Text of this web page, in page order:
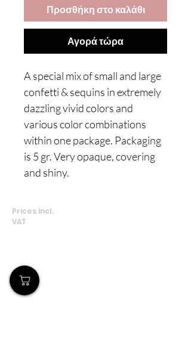
Προσθήκη στο καλάθι
Αγορά τώρα
A special mix of small and large
confetti & sequins in extremely
dazzling vivid colors and
various color combinations
within one package. Packaging
is 5 gr. Very opaque, covering
and shiny.
Prices incl.
VAT
Το Κατάστημά μας
Δημοσθένη Βουτήρα 11, Κύπρος, Λεμεσός